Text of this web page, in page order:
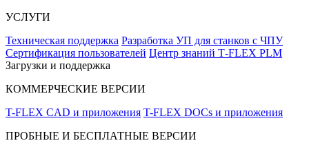
УСЛУГИ
Техническая поддержка Разработка УП для станков с ЧПУ
Сертификация пользователей Центр знаний T‑FLEX PLM
Загрузки и поддержка
КОММЕРЧЕСКИЕ ВЕРСИИ
T-FLEX CAD и приложения T-FLEX DOCs и приложения
ПРОБНЫЕ И БЕСПЛАТНЫЕ ВЕРСИИ